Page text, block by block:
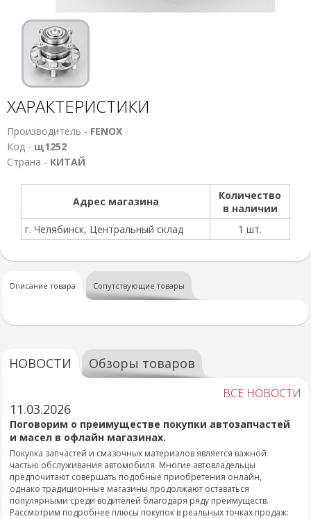
ХАРАКТЕРИСТИКИ
Производитель - FENOX
Код - щ1252
Страна - КИТАЙ
Адрес магазина
Количество
в наличии
г. Челябинск, Центральный склад
1 шт.
Описание товара Сопутствующие товары
НОВОСТИ Обзоры товаров
ВСЕ НОВОСТИ
11.03.2026
Поговорим о преимуществе покупки автозапчастей
и масел в офлайн магазинах.
Покупка запчастей и смазочных материалов является важной
частью обслуживания автомобиля. Многие автовладельцы
предпочитают совершать подобные приобретения онлайн,
однако традиционные магазины продолжают оставаться
популярными среди водителей благодаря ряду преимуществ.
Рассмотрим подробнее плюсы покупок в реальных точках продаж: